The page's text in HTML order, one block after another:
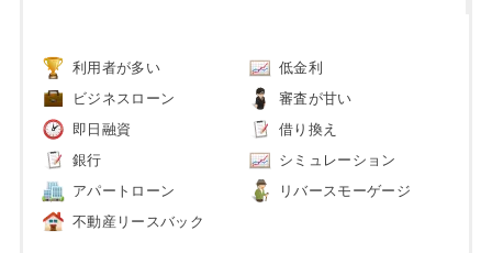
利用者が多い 低金利
ビジネスローン 審査が甘い
即日融資 借り換え
銀行 シミュレーション
アパートローン リバースモーゲージ
不動産リースバック